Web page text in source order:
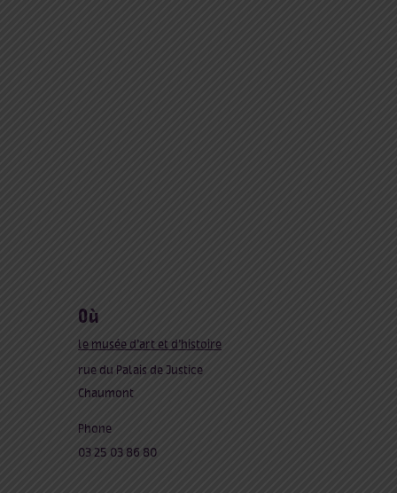
où
le musée d’art et d’histoire
rue du Palais de Justice
Chaumont
Phone
03 25 03 86 80